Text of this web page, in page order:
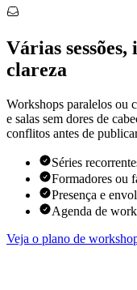
Várias
clareza
Workshops paralelos ou
e salas sem dores de
conflitos antes de
Séries
Formadores ou
Presença e
Agenda de
Veja o plano de